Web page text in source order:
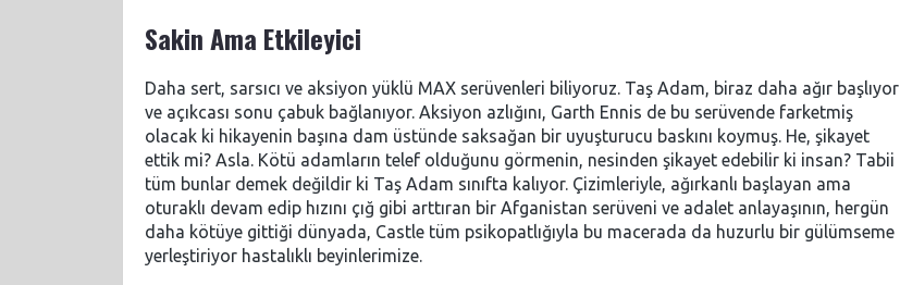
Sakin Ama Etkileyici
Daha sert, sarsıcı ve aksiyon yüklü MAX serüvenleri biliyoruz. Taş Adam, biraz daha ağır başlıyor
ve açıkcası sonu çabuk bağlanıyor. Aksiyon azlığını, Garth Ennis de bu serüvende farketmiş
olacak ki hikayenin başına dam üstünde saksağan bir uyuşturucu baskını koymuş. He, şikayet
ettik mi? Asla. Kötü adamların telef olduğunu görmenin, nesinden şikayet edebilir ki insan? Tabii
tüm bunlar demek değildir ki Taş Adam sınıfta kalıyor. Çizimleriyle, ağırkanlı başlayan ama
oturaklı devam edip hızını çığ gibi arttıran bir Afganistan serüveni ve adalet anlayaşının, hergün
daha kötüye gittiği dünyada, Castle tüm psikopatlığıyla bu macerada da huzurlu bir gülümseme
yerleştiriyor hastalıklı beyinlerimize.